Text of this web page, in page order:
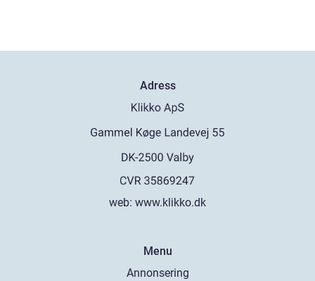
Adress
web: www.klikko.dk
Menu
Annonsering